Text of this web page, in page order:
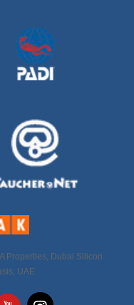
Properties, Dubai Silicon
UAE